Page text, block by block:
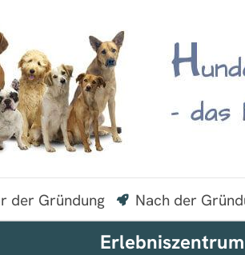
der Gründung Nach der